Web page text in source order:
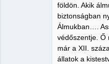
földön. Akik
biztonságban
Álmukban….
védőszentje. Ő
már a XII.
állatok a